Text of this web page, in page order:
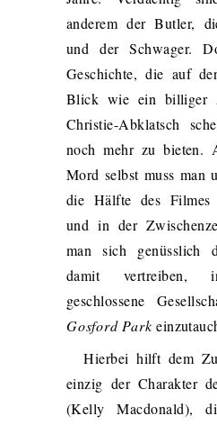
anderem der Butler,
und der Schwager.
Geschichte, die auf
Blick wie ein billiger
Christie-Abklatsch
noch mehr zu bieten.
Mord selbst muss man
die Hälfte des Filmes
und in der
man sich genüsslich
damit vertreiben,
geschlossene
Gosford Park
Hierbei hilft dem
einzig der Charakter
(Kelly Macdonald),